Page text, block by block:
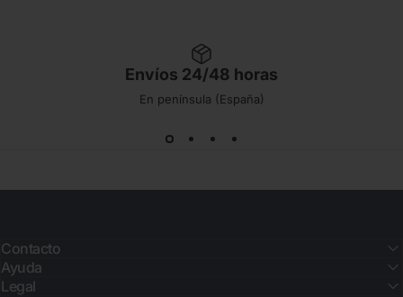
Envíos 24/48 horas
En península (España)
Contacto
Ayuda
Legal